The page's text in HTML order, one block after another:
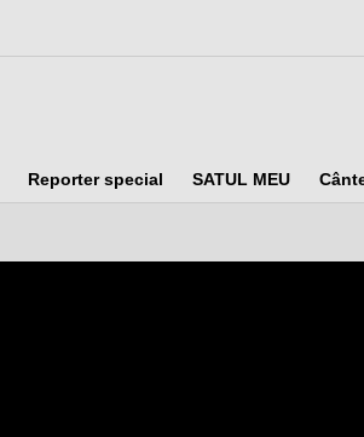
Reporter special SATUL MEU